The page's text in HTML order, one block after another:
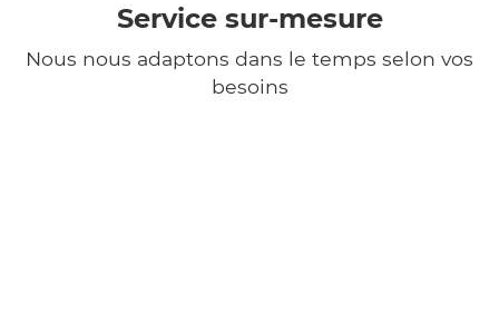
Service sur-mesure
Nous nous adaptons dans le temps selon vos
besoins